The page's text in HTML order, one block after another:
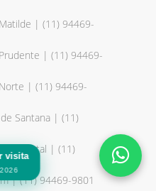
| (11) 94469-
| (11) 94469-
| (11) 94469-
Santana | (11)
Florestal | (11)
| (11) 94469-9801
visita
Online
São Paulo! Precisa de
Online